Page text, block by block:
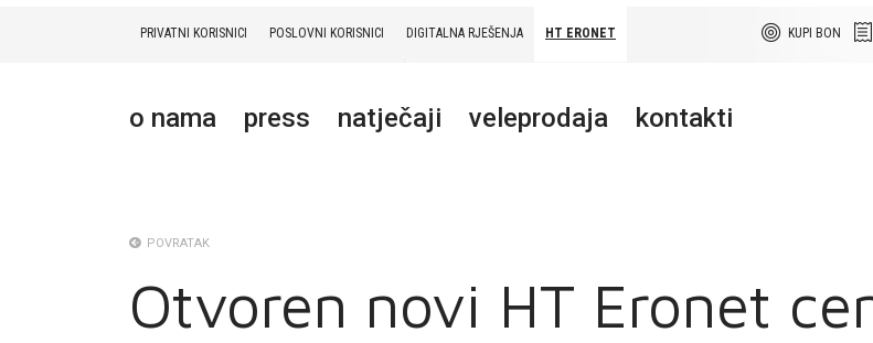
KUPI BON
PRIVATNI KORISNICI POSLOVNI KORISNICI DIGITALNA RJEŠENJA HT ERONET
o nama press natječaji veleprodaja kontakti
POVRATAK
Otvoren novi HT Eronet